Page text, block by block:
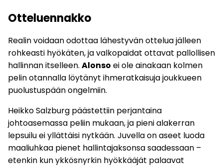
Otteluennakko
Realin voidaan odottaa lähestyvän ottelua jälleen
rohkeasti hyökäten, ja valkopaidat ottavat pallollisen
hallinnan itselleen. Alonso ei ole ainakaan kolmen
pelin otannalla löytänyt ihmeratkaisuja joukkueen
puolustuspään ongelmiin.
Heikko Salzburg päästettiin perjantaina
johtoasemassa peliin mukaan, ja pieni alakerran
lepsuilu ei yllättäisi nytkään. Juvella on aseet luoda
maaliuhkaa pienet hallintajaksonsa saadessaan –
etenkin kun ykkösnyrkin hyökkääjät palaavat